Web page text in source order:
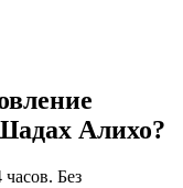
Алихо?
Без